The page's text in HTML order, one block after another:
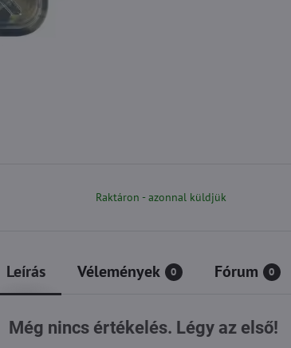
Leírás Vélemények 0 Fórum 0
Még nincs értékelés. Légy az első!
Raktáron - azonnal küldjük